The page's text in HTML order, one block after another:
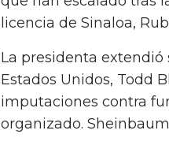
licencia de Sinaloa,
La presidenta
Estados Unidos, Todd
imputaciones contra
organizado.